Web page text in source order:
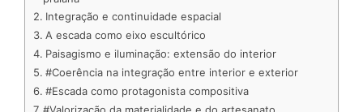
d
I
o
o
A
p
t
d
s
t
Integração e continuidade espacial
A escada como eixo escultórico
Paisagismo e iluminação: extensão do interior
#Coerência na integração entre interior e exterior
#Escada como protagonista compositiva
#Valorização da materialidade e do artesanato